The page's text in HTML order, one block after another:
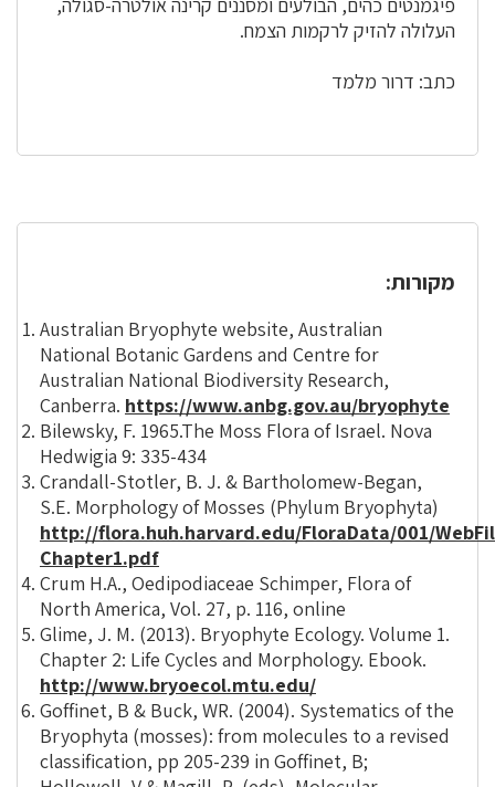
העלולה להזיק לרקמות הצמח.
כתב: דרור מלמד
מקורות:
Australian Bryophyte website, Australian
National Botanic Gardens and Centre for
Australian National Biodiversity Research,
Canberra. https://www.anbg.gov.au/bryophyte
Bilewsky, F. 1965.The Moss Flora of Israel. Nova
Hedwigia 9: 335-434
Crandall-Stotler, B. J. & Bartholomew-Began,
S.E. Morphology of Mosses (Phylum Bryophyta)
http://flora.huh.harvard.edu/FloraData/001/
Chapter1.pdf
Crum H.A., Oedipodiaceae Schimper, Flora of
North America, Vol. 27, p. 116, online
Glime, J. M. (2013). Bryophyte Ecology. Volume 1.
Chapter 2: Life Cycles and Morphology. Ebook.
http://www.bryoecol.mtu.edu/
Goffinet, B & Buck, WR. (2004). Systematics of the
Bryophyta (mosses): from molecules to a revised
classification, pp 205-239 in Goffinet, B;